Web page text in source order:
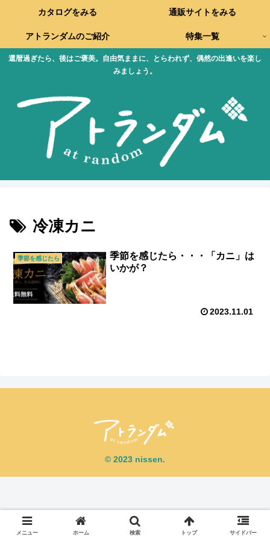
還暦過ぎたら、後はご褒美。自由気ままに、とらわれず、偶然の出逢いを楽し
みましょう。
カタログをみる 通販サイトをみる
アトランダムのご紹介 特集一覧
冷凍カニ
季節を感じたら
季節を感じたら・・・「カニ」は
いかが？
2023.11.01
© 2023 nissen.
メニュー ホーム 検索 トップ サイドバー